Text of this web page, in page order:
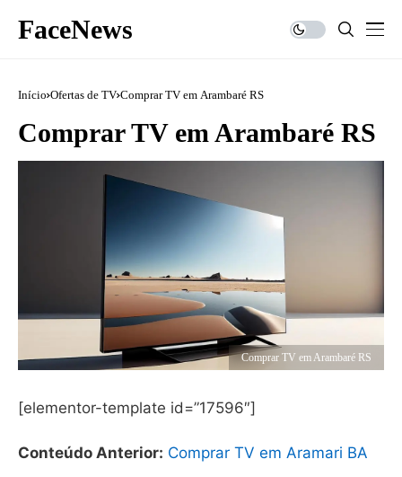
FaceNews
Início Ofertas de TV Comprar TV em Arambaré RS
Comprar TV em Arambaré RS
Comprar TV em Arambaré RS
[elementor-template id=”17596″]
Conteúdo Anterior: Comprar TV em Aramari BA